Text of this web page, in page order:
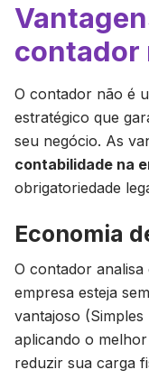
contador
O contador não é
estratégico que
seu negócio. As
contabilidade na
obrigatoriedade
Economia
O contador
empresa esteja
vantajoso
aplicando o
reduzir sua carga